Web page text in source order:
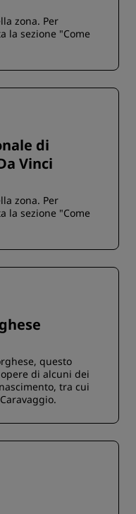
zona. Per
la sezione "Come
di
Vinci
zona. Per
la sezione "Come
questo
di alcuni dei
tra cui